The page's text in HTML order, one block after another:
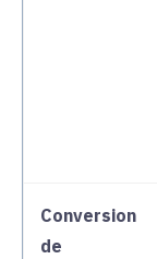
Conversion
de